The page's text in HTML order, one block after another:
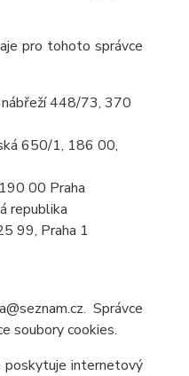
pro tohoto správce
448/73, 370
650/1, 186 00,
00 Praha
republika
99, Praha 1
Správce
soubory cookies.
poskytuje internetový